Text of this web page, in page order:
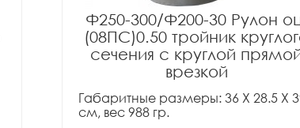
Ф250-300/Ф200-30 Рулон
(08ПС)0.50 тройник
сечения с круглой
врезкой
Габаритные размеры: 36 X 28.5 X
см, вес 988 гр.